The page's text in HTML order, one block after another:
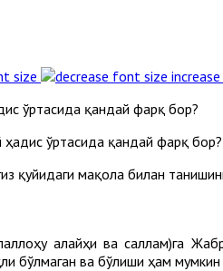
size
ҳадис ўртасида қандай фарқ бор?
қуйидаги мақола билан
алайҳи ва саллам)га
бўлмаган ва бўлиши ҳам мумкин